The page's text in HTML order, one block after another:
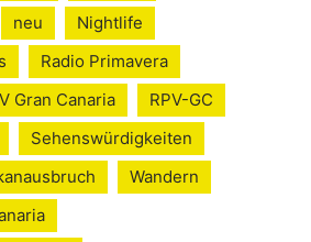
neu
Nightlife
Radio Primavera
Gran Canaria
RPV-GC
Sehenswürdigkeiten
Wandern